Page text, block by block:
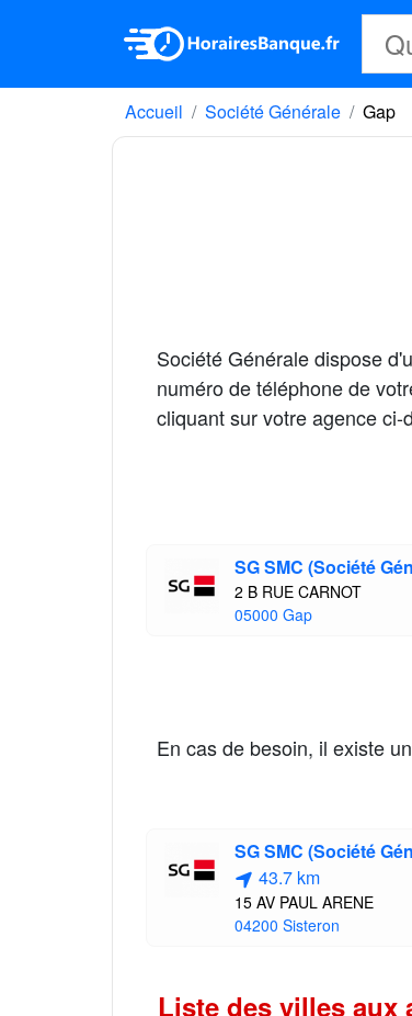
Accueil Société Générale Gap
Société Générale dispose
numéro de téléphone de
cliquant sur votre agence ci-
SG SMC (Société
2 B RUE CARNOT
05000 Gap
En cas de besoin, il existe
SG SMC (Société
43.7 km
15 AV PAUL ARENE
04200 Sisteron
Liste des villes aux